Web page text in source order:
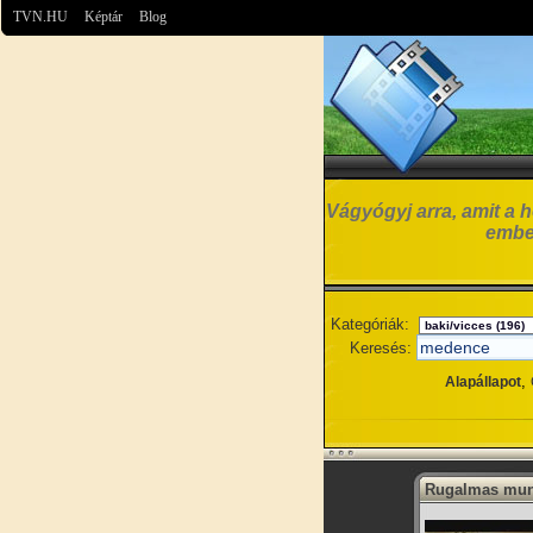
TVN.HU Képtár Blog
Vágyógyj arra, amit a
Kategóriák:
Keresés:
Alapállapot,
Rugalmas